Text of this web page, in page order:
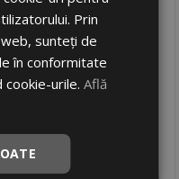
15%
4
Prin
sunteți de
în conformitate
cookie-urile.Află